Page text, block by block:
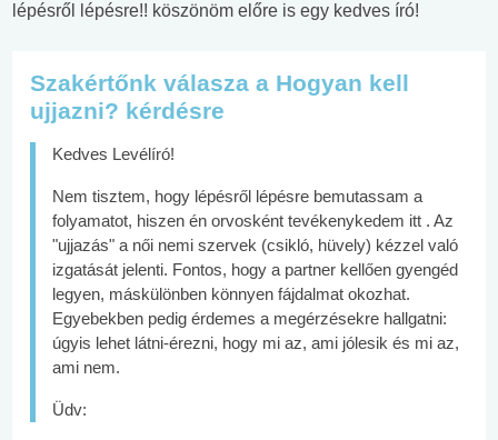
lépésről lépésre!! köszönöm előre is egy kedves író!
Szakértőnk válasza a Hogyan kell
ujjazni? kérdésre
Kedves Levélíró!
Nem tisztem, hogy lépésről lépésre bemutassam a
folyamatot, hiszen én orvosként tevékenykedem itt . Az
"ujjazás" a női nemi szervek (csikló, hüvely) kézzel való
izgatását jelenti. Fontos, hogy a partner kellően gyengéd
legyen, máskülönben könnyen fájdalmat okozhat.
Egyebekben pedig érdemes a megérzésekre hallgatni:
úgyis lehet látni-érezni, hogy mi az, ami jólesik és mi az,
ami nem.
Üdv: